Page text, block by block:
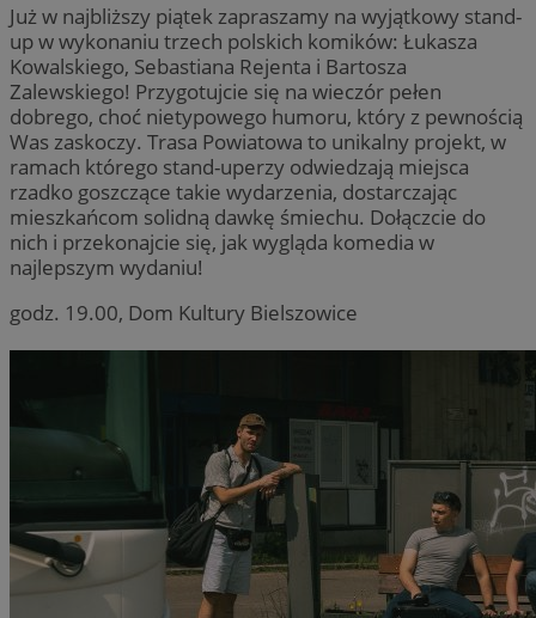
Już w najbliższy piątek zapraszamy na wyjątkowy stand-
up w wykonaniu trzech polskich komików: Łukasza
Kowalskiego, Sebastiana Rejenta i Bartosza
Zalewskiego! Przygotujcie się na wieczór pełen
dobrego, choć nietypowego humoru, który z pewnością
Was zaskoczy. Trasa Powiatowa to unikalny projekt, w
ramach którego stand-uperzy odwiedzają miejsca
rzadko goszczące takie wydarzenia, dostarczając
mieszkańcom solidną dawkę śmiechu. Dołączcie do
nich i przekonajcie się, jak wygląda komedia w
najlepszym wydaniu!
godz. 19.00, Dom Kultury Bielszowice